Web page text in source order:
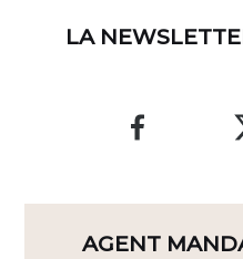
LA
AGENT